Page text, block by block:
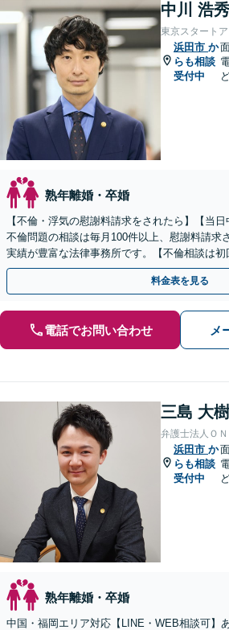
中川 浩秀
東京スタート
浜田市 か
らも相談
受付中
熟年離婚・卒婚
【不倫・浮気の慰謝料請求をされたら】【当日
不倫問題の相談は毎月100件以上、慰謝料請求
実績が豊富な法律事務所です。【不倫相談は
ご契約まで対応可/来所不要】
料金表を見る
電話でお問い合わせ メ
三島 大
弁護士法人Ｏ
浜田市 か
らも相談
受付中
熟年離婚・卒婚
中国・福岡エリア対応【LINE・WEB相談可】